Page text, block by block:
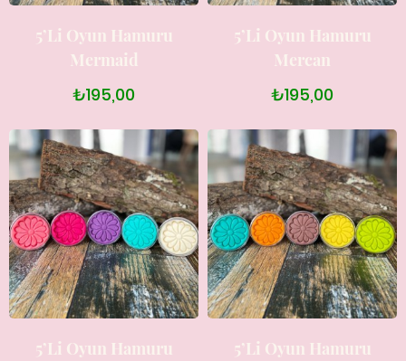
5’li Oyun Hamuru
Mermaid
₺195,00
5’li Oyun Hamuru
Mercan
₺195,00
5’li Oyun Hamuru
5’li Oyun Hamuru